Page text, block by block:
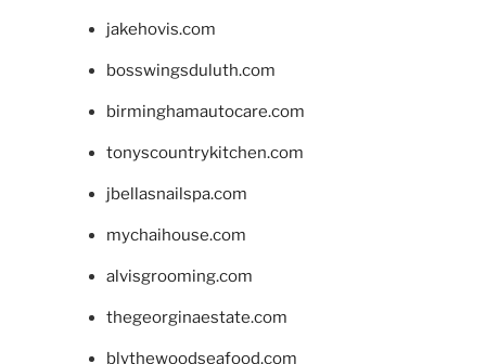
jakehovis.com
bosswingsduluth.com
birminghamautocare.com
tonyscountrykitchen.com
jbellasnailspa.com
mychaihouse.com
alvisgrooming.com
thegeorginaestate.com
blythewoodseafood.com